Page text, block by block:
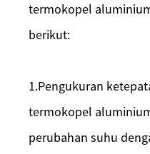
termokopel
berikut:
1.Pengukuran
termokopel
perubahan suhu